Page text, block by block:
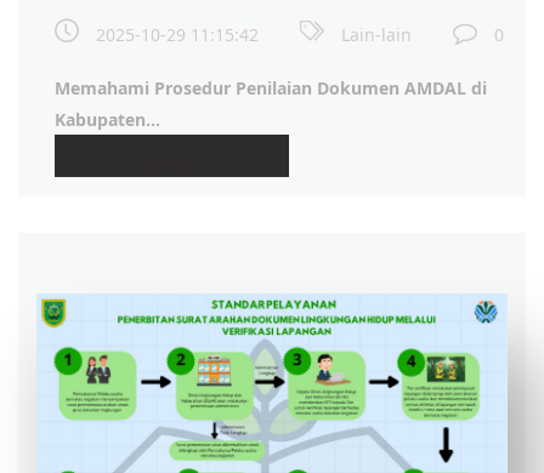
2025-10-29 11:15:42 Lain-lain 0
Memahami Prosedur Penilaian Dokumen AMDAL di
Kabupaten...